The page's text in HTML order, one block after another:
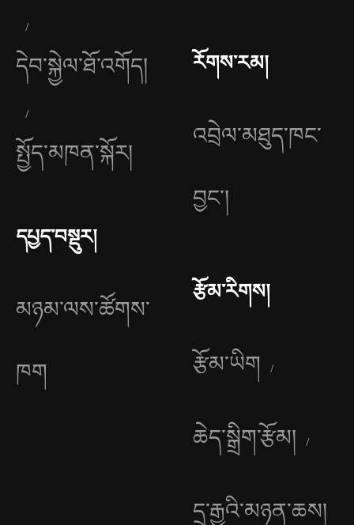
དེབ་སྐྱེལ་ཐོ་འགོད།
སྤྱོད་མཁན་སྐོར།
དཔྱད་བསྡུར།
མཉམ་ལས་ཚོགས་
ཁག
རོགས་རམ།
འབྲེལ་མཐུད་ཁང་
བྱང༌།
རྩོམ་རིགས།
རྩོམ་ཡིག
ཆེད་སྒྲིག་རྩོམ།
དྲ་རྒྱའི་མཉན་ཆས།